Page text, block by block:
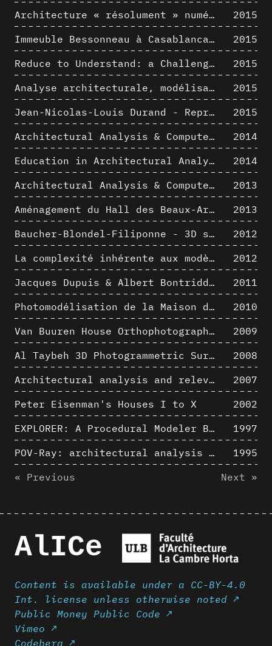
Architecture « résolument » numérique : Paradigm Shift vs. paradigme albertien ?
2015
Immeuble Bessonneau à Casablanca - Hypothèse de restitution de l’état originel
2015
Reduce to Understand: a Challenge for Analysis and Three-dimensional Documentation of Architecture
2015
Analyse architecturale, modélisation 3D et narration filmique : un regard original sur quelques objets corbuséens
2015
Jean-Nicolas-Louis Durand - Representation as Instrument
2015
Architectural Analysis & Computer Process II
2014
Education in Architectural Analysis through Hybrid Graphic Means: a Setup for Critical Thinking
2014
Architectural Analysis & Computer Process I
2013
Aménagement du Hall des Beaux-Arts par Lucien-Jacques Baucher
2013
Baucher-Blondel-Filiponne - 3D short movies
2012
La complexité inhérente aux modèles numériques et le paradigme de la représentation architecturale - Brèves considérations sur les pratiques contemporaines
2012
Jacques Dupuis & Albert Bontridder - 3D short movies
2011
Photomodélisation de la Maison de Verre de Paul-Amaury Michel
2010
Van Buuren House Orthophotographic Survey
2009
Al Taybeh 3D Photogrammetric Survey
2008
Architectural analysis and relevance of digital representation techniques - An educational experiment
2007
Peter Eisenman's Houses I to X
2002
EXPLORER: A Procedural Modeler Based on Architectural Knowledge
1997
POV-Ray: architectural analysis and computer rendering
1995
« Previous
Next »
AlICe
Content is available under a CC-BY-4.0
Int. license unless otherwise noted ↗
Public Money Public Code ↗
Vimeo ↗
Codeberg ↗